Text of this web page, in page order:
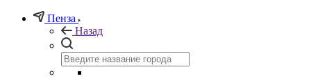
Пенза
Назад